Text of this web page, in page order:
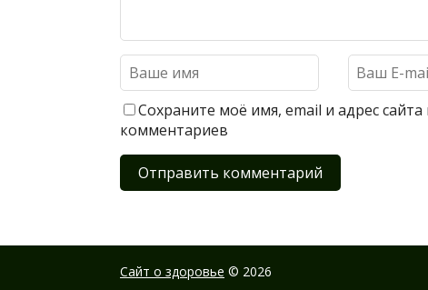
Сохраните моё имя, email и адрес
комментариев
Сайт о здоровье © 2026